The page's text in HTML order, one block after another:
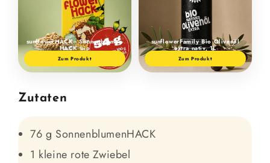
sunflowerHACK - Sonnen­blumen­
HACK bio
Zum Produkt
sunflower­Family Bio Oliven­öl
extra nativ, 1L
Zum Produkt
Zutaten
76 g SonnenblumenHACK
1 kleine rote Zwiebel